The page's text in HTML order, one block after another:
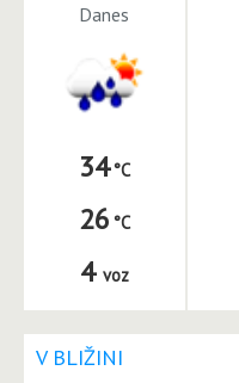
Danes
34
26
4 voz
V BLIŽINI